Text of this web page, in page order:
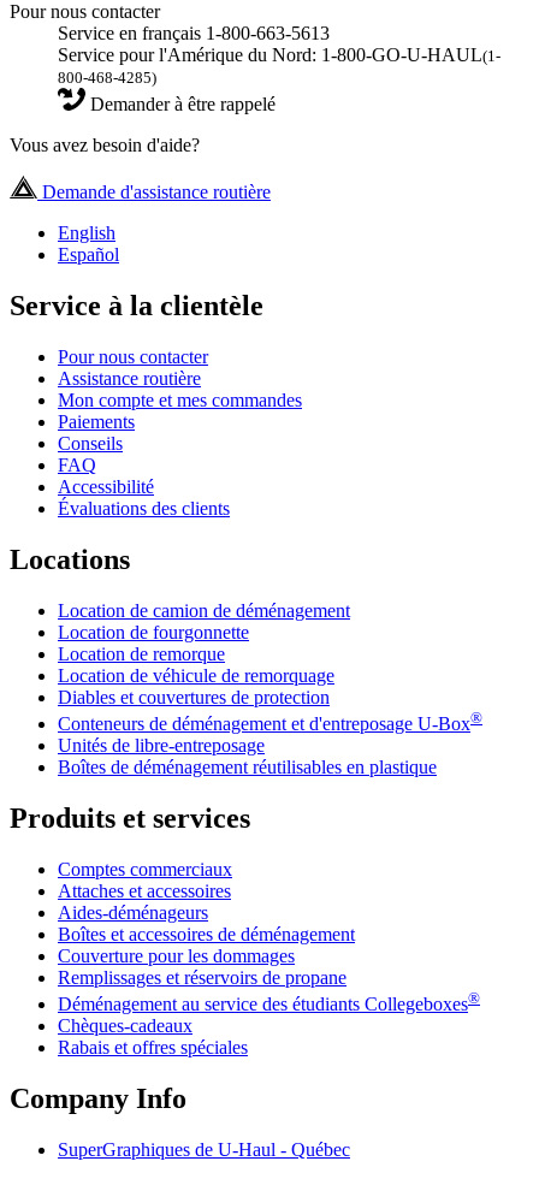
Pour nous contacter
Service en français 1-800-663-5613
Service pour l'Amérique du Nord: 1-800-GO-U-HAUL(1-
800-468-4285)
Demander à être rappelé
Vous avez besoin d'aide?
Demande d'assistance routière
English
Español
Service à la clientèle
Pour nous contacter
Assistance routière
Mon compte et mes commandes
Paiements
Conseils
FAQ
Accessibilité
Évaluations des clients
Locations
Location de camion de déménagement
Location de fourgonnette
Location de remorque
Location de véhicule de remorquage
Diables et couvertures de protection
Conteneurs de déménagement et d'entreposage U-Box®
Unités de libre-entreposage
Boîtes de déménagement réutilisables en plastique
Produits et services
Comptes commerciaux
Attaches et accessoires
Aides-déménageurs
Boîtes et accessoires de déménagement
Couverture pour les dommages
Remplissages et réservoirs de propane
Déménagement au service des étudiants Collegeboxes®
Chèques-cadeaux
Rabais et offres spéciales
Company Info
SuperGraphiques de U-Haul - Québec